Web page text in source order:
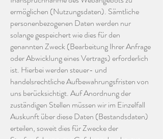
ermöglichen (Nutzungsdaten). Sämtliche
personenbezogenen Daten werden nur
solange gespeichert wie dies für den
genannten Zweck (Bearbeitung Ihrer Anfrage
oder Abwicklung eines Vertrags) erforderlich
ist. Hierbei werden steuer- und
handelsrechtliche Aufbewahrungsfristen von
uns berücksichtigt. Auf Anordnung der
zuständigen Stellen müssen wir im Einzelfall
Auskunft über diese Daten (Bestandsdaten)
erteilen, soweit dies für Zwecke der